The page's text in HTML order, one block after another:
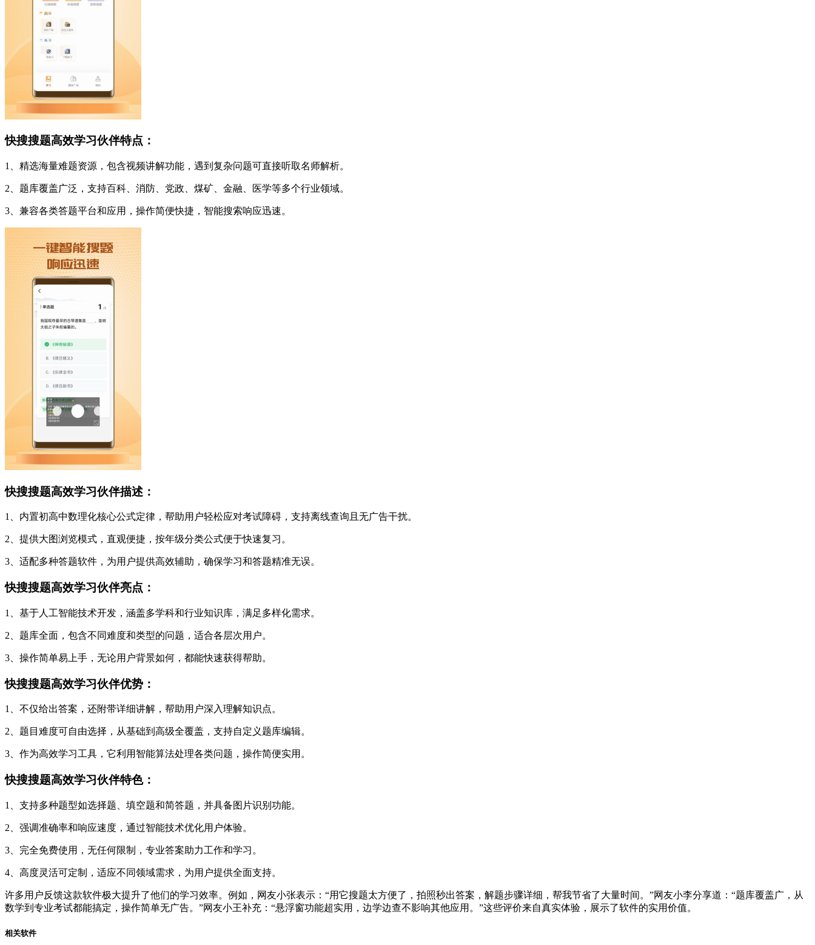
快搜搜题高效学习伙伴特点：
1、精选海量难题资源，包含视频讲解功能，遇到复杂问题可直接听取名师解析。
2、题库覆盖广泛，支持百科、消防、党政、煤矿、金融、医学等多个行业领域。
3、兼容各类答题平台和应用，操作简便快捷，智能搜索响应迅速。
快搜搜题高效学习伙伴描述：
1、内置初高中数理化核心公式定律，帮助用户轻松应对考试障碍，支持离线查询且无广告干扰。
2、提供大图浏览模式，直观便捷，按年级分类公式便于快速复习。
3、适配多种答题软件，为用户提供高效辅助，确保学习和答题精准无误。
快搜搜题高效学习伙伴亮点：
1、基于人工智能技术开发，涵盖多学科和行业知识库，满足多样化需求。
2、题库全面，包含不同难度和类型的问题，适合各层次用户。
3、操作简单易上手，无论用户背景如何，都能快速获得帮助。
快搜搜题高效学习伙伴优势：
1、不仅给出答案，还附带详细讲解，帮助用户深入理解知识点。
2、题目难度可自由选择，从基础到高级全覆盖，支持自定义题库编辑。
3、作为高效学习工具，它利用智能算法处理各类问题，操作简便实用。
快搜搜题高效学习伙伴特色：
1、支持多种题型如选择题、填空题和简答题，并具备图片识别功能。
2、强调准确率和响应速度，通过智能技术优化用户体验。
3、完全免费使用，无任何限制，专业答案助力工作和学习。
4、高度灵活可定制，适应不同领域需求，为用户提供全面支持。
许多用户反馈这款软件极大提升了他们的学习效率。例如，网友小张表示：“用它搜题太方便了，拍照秒出答案，解题步骤详细，帮我节省了大量时间。”网友小李分享道：“题库覆盖广，从
数学到专业考试都能搞定，操作简单无广告。”网友小王补充：“悬浮窗功能超实用，边学边查不影响其他应用。”这些评价来自真实体验，展示了软件的实用价值。
相关软件